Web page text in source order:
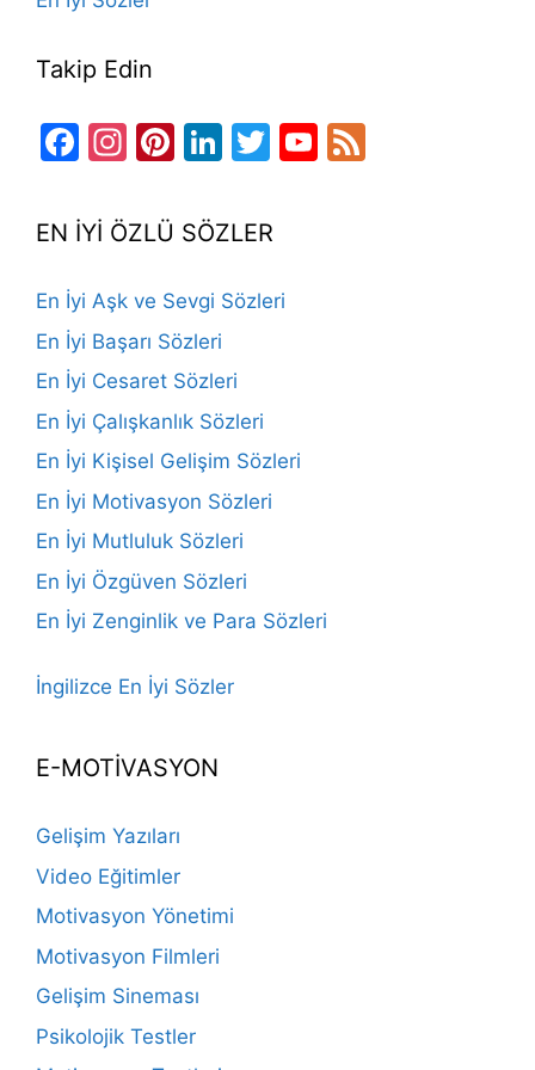
Takip Edin
Facebook
Instagram
Pinterest
LinkedIn
TwitterYouTube
EN İYİ ÖZLÜ SÖZLER
En İyi Aşk ve Sevgi Sözleri
En İyi Başarı Sözleri
En İyi Cesaret Sözleri
En İyi Çalışkanlık Sözleri
En İyi Kişisel Gelişim Sözleri
En İyi Motivasyon Sözleri
En İyi Mutluluk Sözleri
En İyi Özgüven Sözleri
En İyi Zenginlik ve Para Sözleri
İngilizce En İyi Sözler
E-MOTİVASYON
Gelişim Yazıları
Video Eğitimler
Motivasyon Yönetimi
Motivasyon Filmleri
Gelişim Sineması
Psikolojik Testler